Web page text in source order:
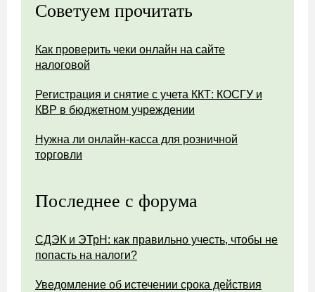
Советуем прочитать
Как проверить чеки онлайн на сайте
налоговой
Регистрация и снятие с учета ККТ: КОСГУ и
КВР в бюджетном учреждении
Нужна ли онлайн-касса для розничной
торговли
Последнее с форума
СДЭК и ЭТрН: как правильно учесть, чтобы не
попасть на налоги?
Уведомление об истечении срока действия